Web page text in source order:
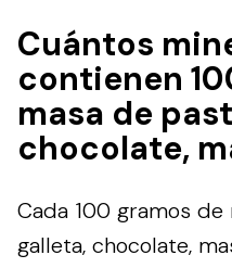
Cuántos
contienen
masa de
chocolate,
Cada 100 gramos
galleta, chocolate,